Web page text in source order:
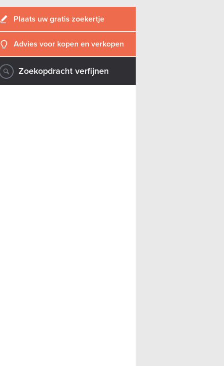
Plaats uw gratis zoekertje
Advies voor kopen en verkopen
Zoekopdracht verfijnen